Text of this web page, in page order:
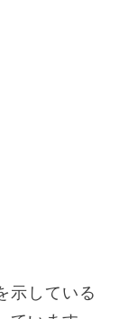
示している